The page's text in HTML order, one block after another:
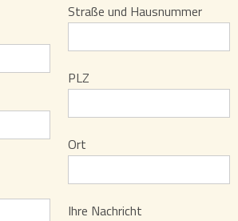
Straße und Hausnummer
PLZ
Ort
Ihre Nachricht